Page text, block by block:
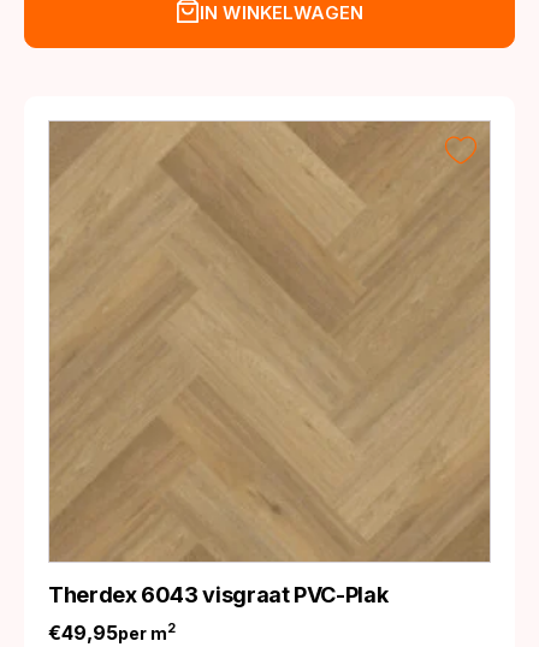
IN WINKELWAGEN
Therdex 6043 visgraat PVC-Plak
€49,95per m2